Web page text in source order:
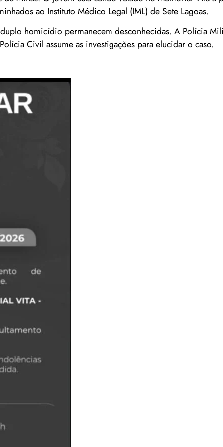
ao Instituto Médico Legal (IML) de Sete Lagoas.
homicídio permanecem desconhecidas. A Polícia
Civil assume as investigações para elucidar o caso.